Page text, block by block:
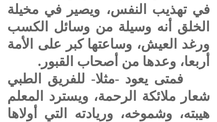
في تهذيب النفس، ويصير في مخيلة
الخلق أنه وسيلة من وسائل الكسب
ورغد العيش، وساعتها كبر على الأمة
أربعا، وعدها من أصحاب القبور.
فمتى يعود -مثلا- للفريق الطبي
شعار ملائكة الرحمة، ويسترد المعلم
هيبته، وشموخه، وريادته التي أولاها